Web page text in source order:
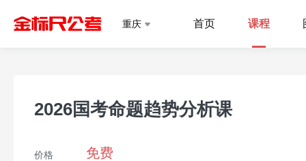
重庆 首页 课程
2026国考命题趋势分析课
价格 免费